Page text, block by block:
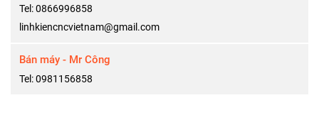
Tel: 0866996858
linhkiencncvietnam@gmail.com
Bán máy - Mr Công
Tel: 0981156858